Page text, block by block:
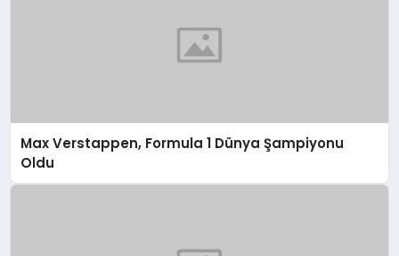
Max Verstappen, Formula 1 Dünya Şampiyonu
Oldu